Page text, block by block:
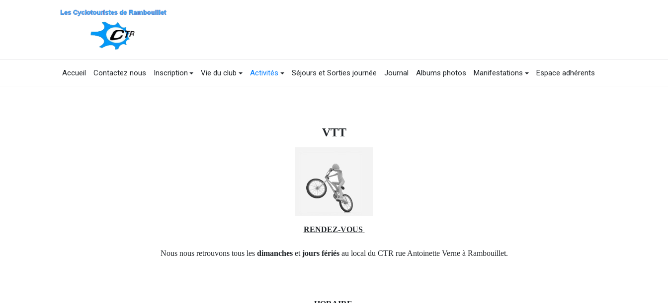
Accueil Contactez nous Inscription Vie du club Activités Séjours et Sorties journée Journal Albums photos Manifestations Espace adhérents
VTT
RENDEZ-VOUS
Nous nous retrouvons tous les dimancheset jours fériésau local du CTR rue Antoinette Verne à Rambouillet.